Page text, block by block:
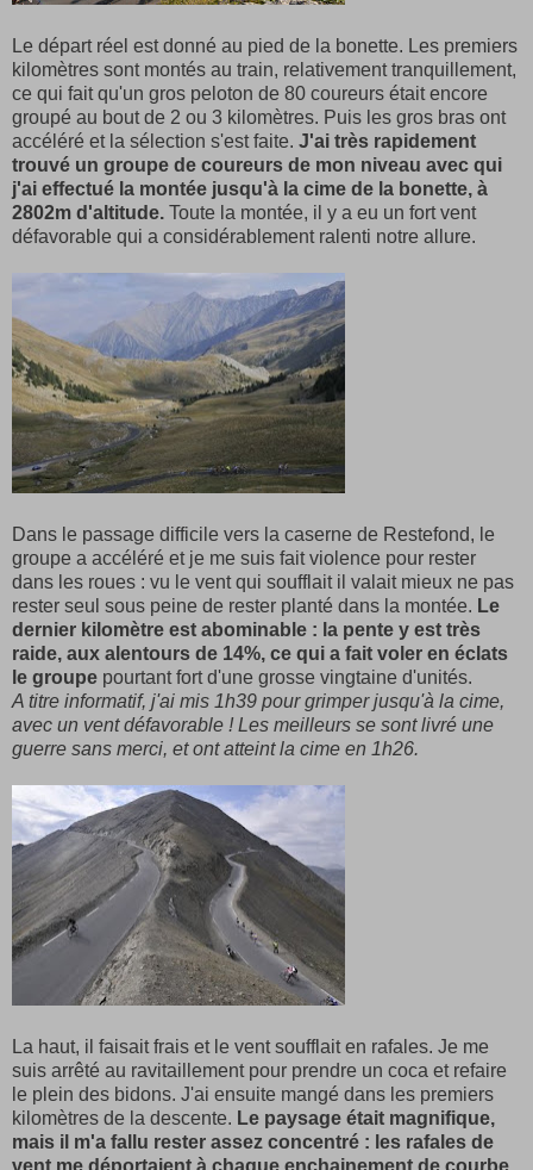
Le départ réel est donné au pied de la bonette. Les premiers
kilomètres sont montés au train, relativement tranquillement,
ce qui fait qu'un gros peloton de 80 coureurs était encore
groupé au bout de 2 ou 3 kilomètres. Puis les gros bras ont
accéléré et la sélection s'est faite. J'ai très rapidement
trouvé un groupe de coureurs de mon niveau avec qui
j'ai effectué la montée jusqu'à la cime de la bonette, à
2802m d'altitude. Toute la montée, il y a eu un fort vent
défavorable qui a considérablement ralenti notre allure.
Dans le passage difficile vers la caserne de Restefond, le
groupe a accéléré et je me suis fait violence pour rester
dans les roues : vu le vent qui soufflait il valait mieux ne pas
rester seul sous peine de rester planté dans la montée. Le
dernier kilomètre est abominable : la pente y est très
raide, aux alentours de 14%, ce qui a fait voler en éclats
le groupe pourtant fort d'une grosse vingtaine d'unités.
A titre informatif, j'ai mis 1h39 pour grimper jusqu'à la cime,
avec un vent défavorable ! Les meilleurs se sont livré une
guerre sans merci, et ont atteint la cime en 1h26.
La haut, il faisait frais et le vent soufflait en rafales. Je me
suis arrêté au ravitaillement pour prendre un coca et refaire
le plein des bidons. J'ai ensuite mangé dans les premiers
kilomètres de la descente. Le paysage était magnifique,
mais il m'a fallu rester assez concentré : les rafales de
vent me déportaient à chaque enchainement de courbe.